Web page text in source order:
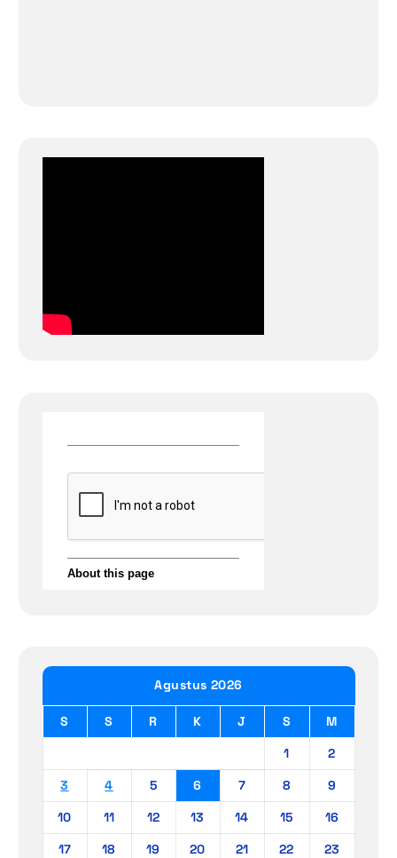
Agustus 2026
S S R K J S
M
1
2
3
4 5 6 7 8
9
10
11 12 13 14 15
16
17
18 19 20 21 22
23